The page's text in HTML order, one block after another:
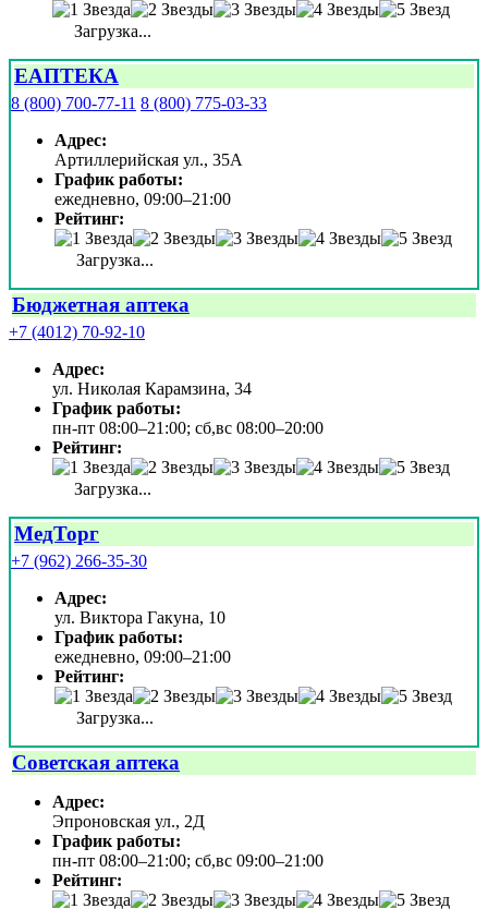
Загрузка...
ЕАПТЕКА
8 (800) 700-77-11 8 (800) 775-03-33
Адрес:
Артиллерийская ул., 35А
График работы:
ежедневно, 09:00–21:00
Рейтинг:
Загрузка...
Бюджетная аптека
+7 (4012) 70-92-10
Адрес:
ул. Николая Карамзина, 34
График работы:
пн-пт 08:00–21:00; сб,вс 08:00–20:00
Рейтинг:
Загрузка...
МедТорг
+7 (962) 266-35-30
Адрес:
ул. Виктора Гакуна, 10
График работы:
ежедневно, 09:00–21:00
Рейтинг:
Загрузка...
Советская аптека
Адрес:
Эпроновская ул., 2Д
График работы:
пн-пт 08:00–21:00; сб,вс 09:00–21:00
Рейтинг: